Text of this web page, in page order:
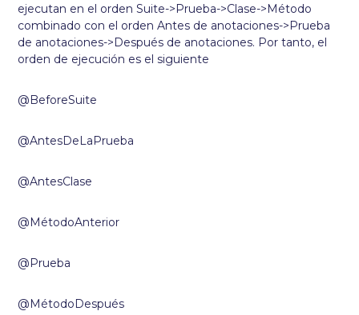
ejecutan en el orden Suite->Prueba->Clase->Método
combinado con el orden Antes de anotaciones->Prueba
de anotaciones->Después de anotaciones. Por tanto, el
orden de ejecución es el siguiente
@BeforeSuite
@AntesDeLaPrueba
@AntesClase
@MétodoAnterior
@Prueba
@MétodoDespués